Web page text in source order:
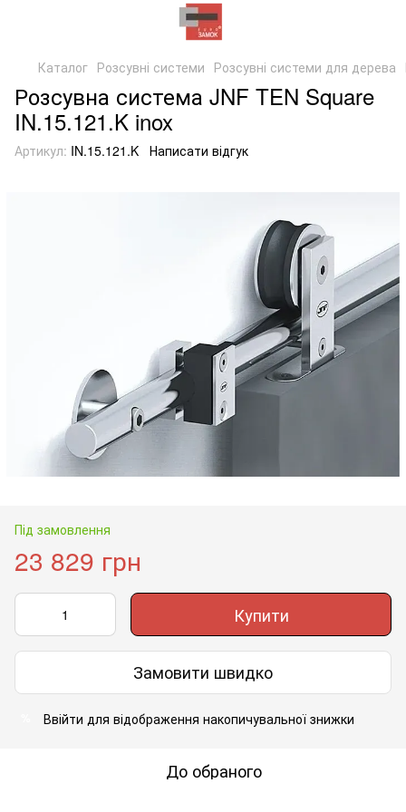
Каталог Розсувні системи Розсувні системи для дерева
Розсувна система JNF TEN Square
IN.15.121.K inox
Артикул: IN.15.121.K Написати відгук
Під замовлення
23 829 грн
Купити
Замовити швидко
Ввійти для відображення накопичувальної знижки
До обраного